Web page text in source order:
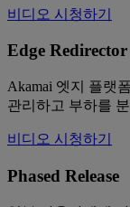
비디오 시청하기
Edge Redirector
Akamai 엣지 플랫
관리하고 부하를
비디오 시청하기
Phased Release